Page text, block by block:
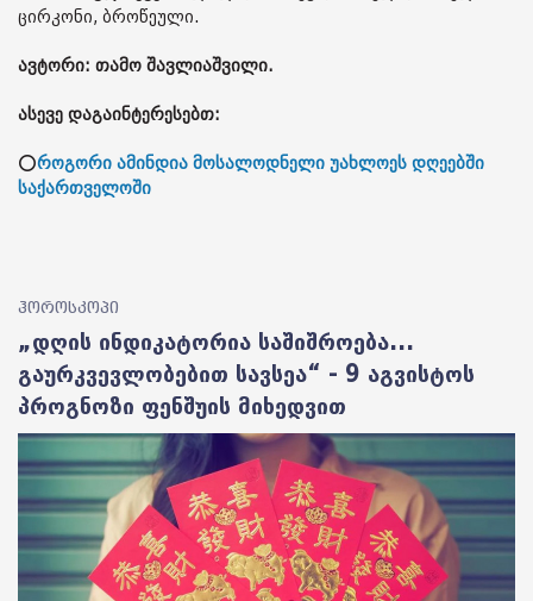
ცირკონი, ბროწეული.
ავტორი: თამო შავლიაშვილი.
ასევე დაგაინტერესებთ:
⭕როგორი ამინდია მოსალოდნელი უახლოეს დღეებში
საქართველოში
ჰოროსკოპი
„დღის ინდიკატორია საშიშროება...
გაურკვევლობებით სავსეა“ - 9 აგვისტოს
პროგნოზი ფენშუის მიხედვით